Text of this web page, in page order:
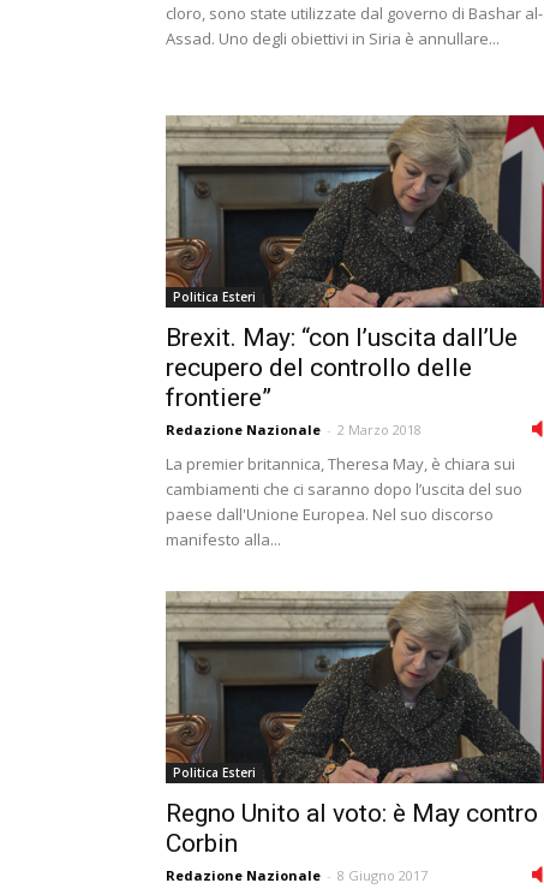
cloro, sono state utilizzate dal governo di Bashar al-
Assad. Uno degli obiettivi in Siria è annullare...
Politica Esteri
Brexit. May: “con l’uscita dall’Ue
recupero del controllo delle
frontiere”
Redazione Nazionale - 2 Marzo 2018
La premier britannica, Theresa May, è chiara sui
cambiamenti che ci saranno dopo l’uscita del suo
paese dall'Unione Europea. Nel suo discorso
manifesto alla...
Politica Esteri
Regno Unito al voto: è May contro
Corbin
Redazione Nazionale - 8 Giugno 2017